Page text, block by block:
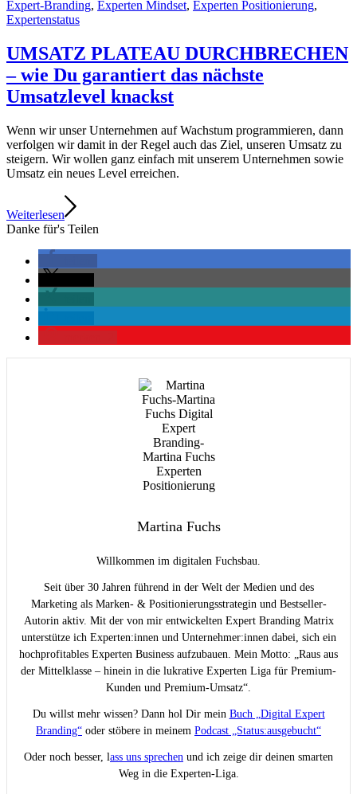
Expert-Branding, Experten Mindset, Experten Positionierung,
Expertenstatus
UMSATZ PLATEAU DURCHBRECHEN
– wie Du garantiert das nächste
Umsatzlevel knackst
Wenn wir unser Unternehmen auf Wachstum programmieren, dann
verfolgen wir damit in der Regel auch das Ziel, unseren Umsatz zu
steigern. Wir wollen ganz einfach mit unserem Unternehmen sowie
Umsatz ein neues Level erreichen.
Weiterlesen
Danke für's Teilen
Martina Fuchs
Willkommen im digitalen Fuchsbau.
Seit über 30 Jahren führend in der Welt der Medien und des
Marketing als Marken- & Positionierungsstrategin und Bestseller-
Autorin aktiv. Mit der von mir entwickelten Expert Branding Matrix
unterstütze ich Experten:innen und Unternehmer:innen dabei, sich ein
hochprofitables Experten Business aufzubauen. Mein Motto: „Raus aus
der Mittelklasse – hinein in die lukrative Experten Liga für Premium-
Kunden und Premium-Umsatz“.
Du willst mehr wissen? Dann hol Dir mein Buch „Digital Expert
Branding“ oder stöbere in meinem Podcast „Status:ausgebucht“
Oder noch besser, lass uns sprechen und ich zeige dir deinen smarten
Weg in die Experten-Liga.